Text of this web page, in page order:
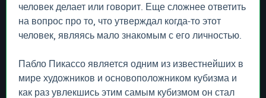
человек делает или говорит. Еще сложнее ответить
на вопрос про то, что утверждал когда-то этот
человек, являясь мало знакомым с его личностью.
Пабло Пикассо является одним из известнейших в
мире художников и основоположником кубизма и
как раз увлекшись этим самым кубизмом он стал